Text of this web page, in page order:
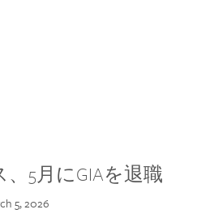
5月にGIAを退職
5, 2026